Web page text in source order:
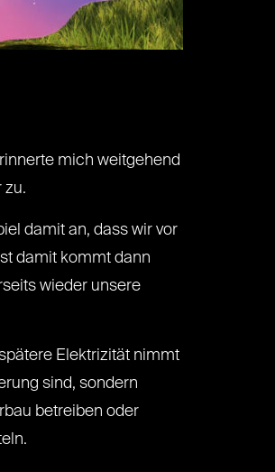
mich weitgehend
zu.
damit an, dass wir vor
damit kommt dann
wieder unsere
Elektrizität nimmt
sind, sondern
betreiben oder